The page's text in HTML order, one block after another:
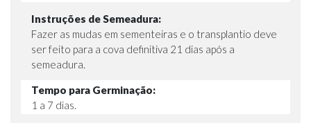
Instruções de Semeadura:
Fazer as mudas em sementeiras e o transplantio deve
ser feito para a cova definitiva 21 dias após a
semeadura.
Tempo para Germinação:
1 a 7 dias.